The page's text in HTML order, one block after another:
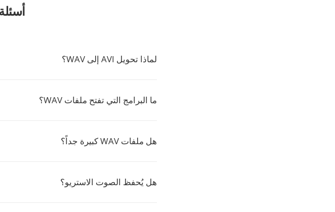
لماذا تحويل AVI إلى WAV؟
ما البرامج التي تفتح ملفات WAV؟
هل ملفات WAV كبيرة جداً؟
هل يُحفظ الصوت الاستريو؟